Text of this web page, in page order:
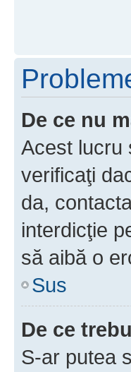
De ce nu
Acest lucru
verificaţi
da,
interdicţie
să aibă o
Sus
De ce
S-ar putea